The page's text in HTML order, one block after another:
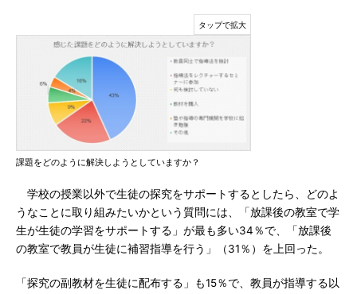
課題をどのように解決しようとしていますか？
学校の授業以外で生徒の探究をサポートするとしたら、どのよ
うなことに取り組みたいかという質問には、「放課後の教室で学
生が生徒の学習をサポートする」が最も多い34％で、「放課後
の教室で教員が生徒に補習指導を行う」（31％）を上回った。
「探究の副教材を生徒に配布する」も15％で、教員が指導する以